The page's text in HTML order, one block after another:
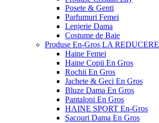
Posete & Genti
Parfumuri Femei
Lenjerie Dama
Costume de Baie
Produse En-Gros LA REDUCERE
Haine Femei
Haine Copii En Gros
Rochii En Gros
Jachete & Geci En Gros
Bluze Dama En Gros
Pantaloni En Gros
HAINE SPORT En-Gros
Sacouri Dama En Gros